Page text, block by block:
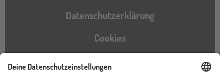
Datenschutzerklärung
Cookies
Barrierefreiheitserklärung